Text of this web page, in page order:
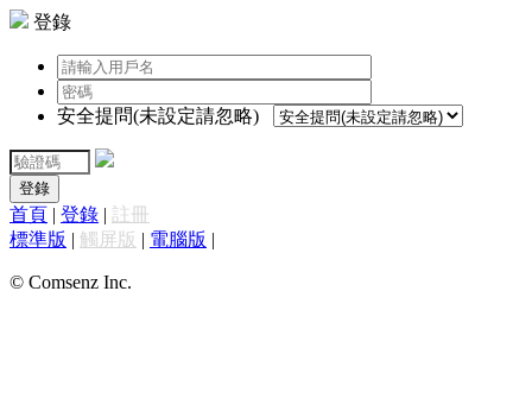
登錄
安全提問(未設定請忽略)
登錄
首頁 | 登錄 | 註冊
標準版 | 觸屏版 | 電腦版 |
© Comsenz Inc.